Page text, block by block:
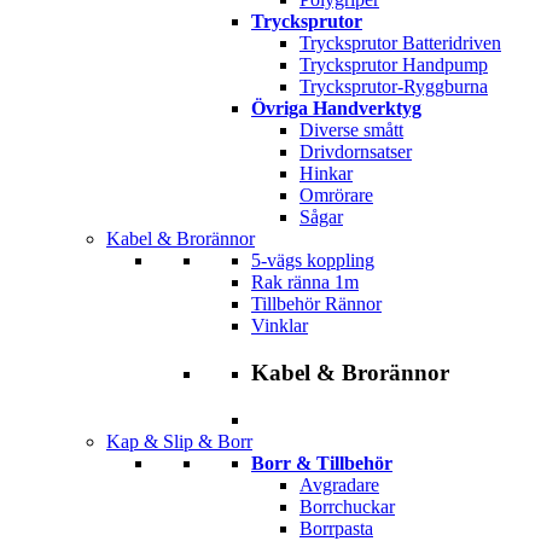
Trycksprutor
Trycksprutor Batteridriven
Trycksprutor Handpump
Trycksprutor-Ryggburna
Övriga Handverktyg
Diverse smått
Drivdornsatser
Hinkar
Omrörare
Sågar
Kabel & Brorännor
5-vägs koppling
Rak ränna 1m
Tillbehör Rännor
Vinklar
Kabel & Brorännor
Kap & Slip & Borr
Borr & Tillbehör
Avgradare
Borrchuckar
Borrpasta